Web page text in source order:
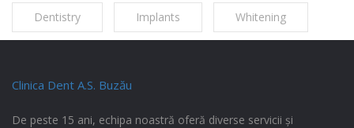
Dentistry Implants Whitening
Clinica Dent A.S. Buzău
De peste 15 ani, echipa noastră oferă diverse servicii și